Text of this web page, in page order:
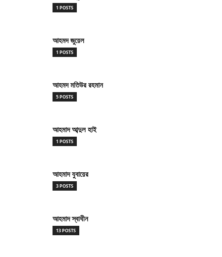
1 POSTS
আহমদ জুয়েল
1 POSTS
আহমদ মতিউর রহমান
5 POSTS
আহমাদ আব্দুল হাই
1 POSTS
আহমাদ যুবায়ের
3 POSTS
আহমাদ স্বাধীন
13 POSTS